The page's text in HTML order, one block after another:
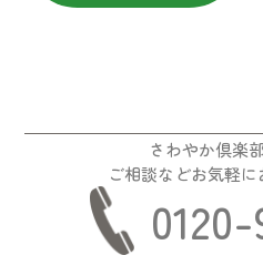
さわやか倶楽
ご相談などお気軽